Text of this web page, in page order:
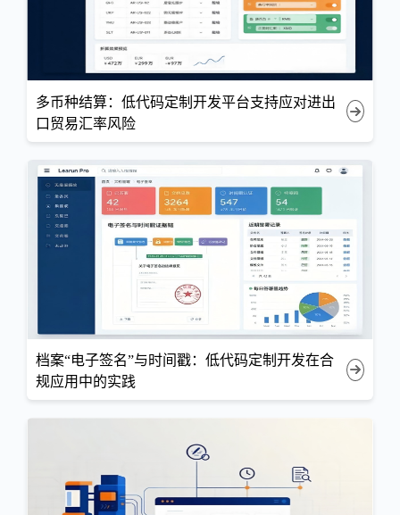
多币种结算：低代码定制开发平台支持应对进出
口贸易汇率风险
档案“电子签名”与时间戳：低代码定制开发在合
规应用中的实践